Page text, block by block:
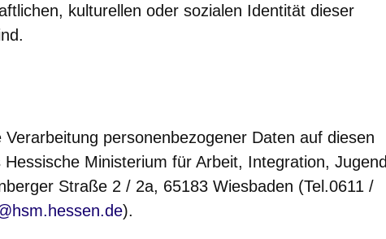
kulturellen oder sozialen Identität dieser
personenbezogener Daten auf diesen
Ministerium für Arbeit, Integration, Jugend
Straße 2 / 2a, 65183 Wiesbaden (Tel.0611 /
).